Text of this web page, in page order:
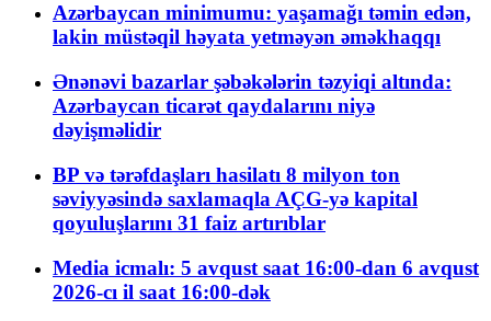
Azərbaycan minimumu: yaşamağı təmin edən,
lakin müstəqil həyata yetməyən əməkhaqqı
Ənənəvi bazarlar şəbəkələrin təzyiqi altında:
Azərbaycan ticarət qaydalarını niyə
dəyişməlidir
BP və tərəfdaşları hasilatı 8 milyon ton
səviyyəsində saxlamaqla AÇG-yə kapital
qoyuluşlarını 31 faiz artırıblar
Media icmalı: 5 avqust saat 16:00-dan 6 avqust
2026-cı il saat 16:00-dək